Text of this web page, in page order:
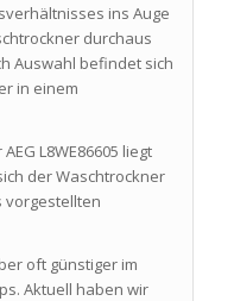
ins Auge
durchaus
Auswahl befindet sich
in einem
L8WE86605 liegt
der Waschtrockner
vorgestellten
oft günstiger im
Aktuell haben wir